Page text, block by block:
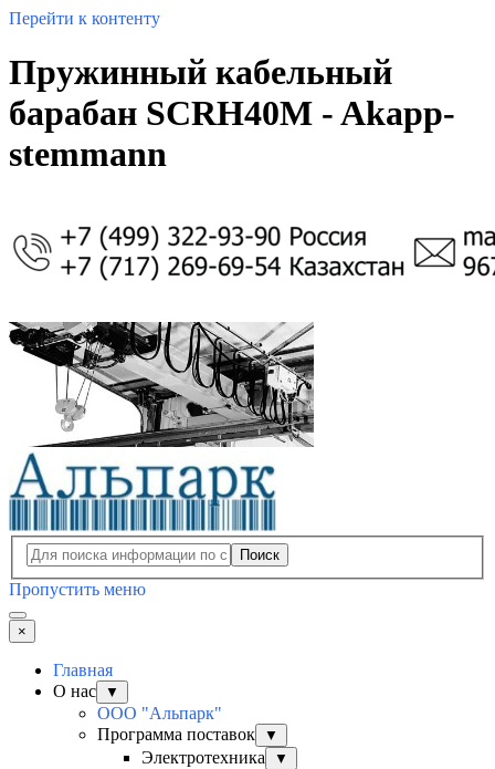
Перейти к контенту
Пружинный кабельный
барабан SCRH40M - Akapp-
stemmann
Поиск
Пропустить меню
×
Главная
О нас
▼
ООО "Альпарк"
Программа поставок
▼
Электротехника ▼